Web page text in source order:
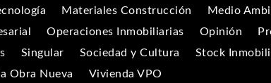
Materiales Construcción Medio
Operaciones Inmobiliarias Opinión
Singular Sociedad y Cultura Stock
Obra Nueva Vivienda VPO